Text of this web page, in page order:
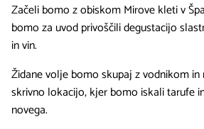
Začeli bomo z obiskom Mirove kleti v
bomo za uvod privoščili degustacijo
in vin.
Židane volje bomo skupaj z vodnikom in
skrivno lokacijo, kjer bomo iskali tarufe
novega.